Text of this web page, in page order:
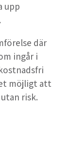
upp
där
ingår i
möjligt att
risk.